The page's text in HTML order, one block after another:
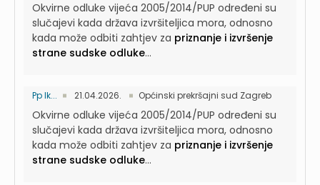
Okvirne odluke vijeća 2005/2014/PUP određeni su
slučajevi kada država izvršiteljica mora, odnosno
kada može odbiti zahtjev za priznanje i izvršenje
strane sudske odluke...
Pp Ik... 21.04.2026. Općinski prekršajni sud Zagreb
Okvirne odluke vijeća 2005/2014/PUP određeni su
slučajevi kada država izvršiteljica mora, odnosno
kada može odbiti zahtjev za priznanje i izvršenje
strane sudske odluke...